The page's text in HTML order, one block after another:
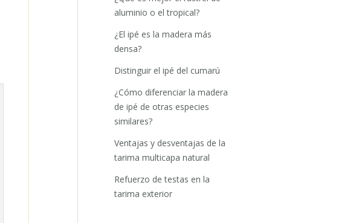
aluminio o el tropical?
¿El ipé es la madera más
densa?
Distinguir el ipé del cumarú
¿Cómo diferenciar la madera
de ipé de otras especies
similares?
Ventajas y desventajas de la
tarima multicapa natural
Refuerzo de testas en la
tarima exterior